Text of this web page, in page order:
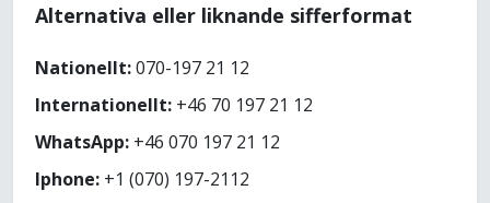
Alternativa eller liknande sifferformat
Nationellt:070-197 21 12
Internationellt: +46 70 197 21 12
WhatsApp: +46 070 197 21 12
Iphone: +1 (070) 197-2112